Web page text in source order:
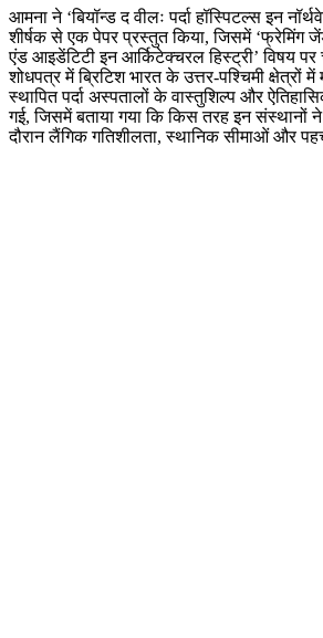
आमना ने ‘बियॉन्ड द वीलः पर्दा हॉस्पिटल्स इन
शीर्षक से एक पेपर प्रस्तुत किया, जिसमें ‘फ्रेमिंग
एंड आइडेंटिटी इन आर्किटेक्चरल हिस्ट्री’ विषय
शोधपत्र में ब्रिटिश भारत के उत्तर-पश्चिमी क्षेत्रों में
स्थापित पर्दा अस्पतालों के वास्तुशिल्प और
गई, जिसमें बताया गया कि किस तरह इन
दौरान लैंगिक गतिशीलता, स्थानिक सीमाओं और